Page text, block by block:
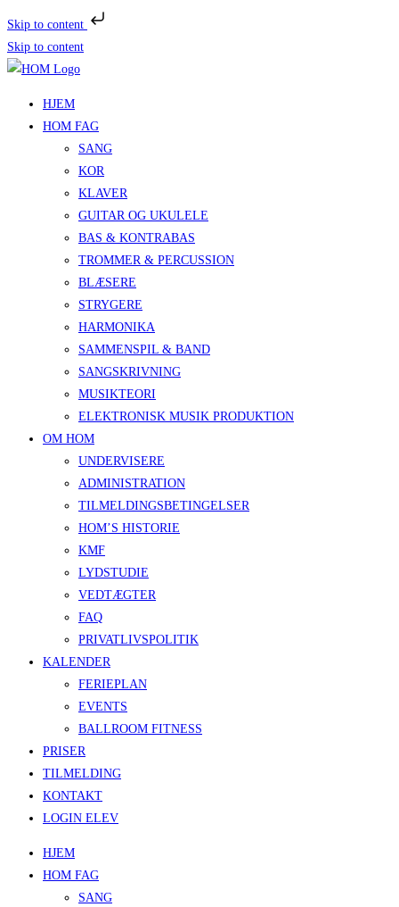
Skip to content
Skip to content
HJEM
HOM FAG
SANG
KOR
KLAVER
GUITAR OG UKULELE
BAS & KONTRABAS
TROMMER & PERCUSSION
BLÆSERE
STRYGERE
HARMONIKA
SAMMENSPIL & BAND
SANGSKRIVNING
MUSIKTEORI
ELEKTRONISK MUSIK PRODUKTION
OM HOM
UNDERVISERE
ADMINISTRATION
TILMELDINGSBETINGELSER
HOM’S HISTORIE
KMF
LYDSTUDIE
VEDTÆGTER
FAQ
PRIVATLIVSPOLITIK
KALENDER
FERIEPLAN
EVENTS
BALLROOM FITNESS
PRISER
TILMELDING
KONTAKT
LOGIN ELEV
HJEM
HOM FAG
SANG